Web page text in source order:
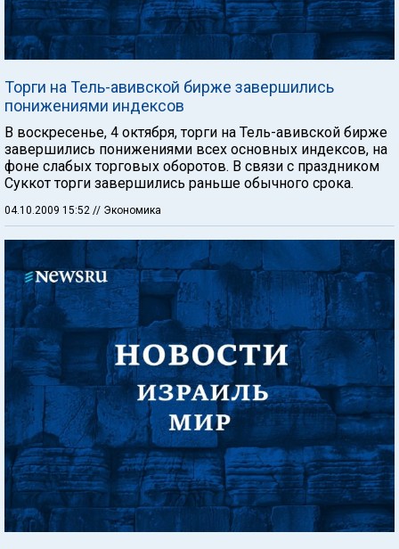
Торги на Тель-авивской бирже завершились
понижениями индексов
В воскресенье, 4 октября, торги на Тель-авивской бирже
завершились понижениями всех основных индексов, на
фоне слабых торговых оборотов. В связи с праздником
Суккот торги завершились раньше обычного срока.
04.10.2009 15:52 // Экономика